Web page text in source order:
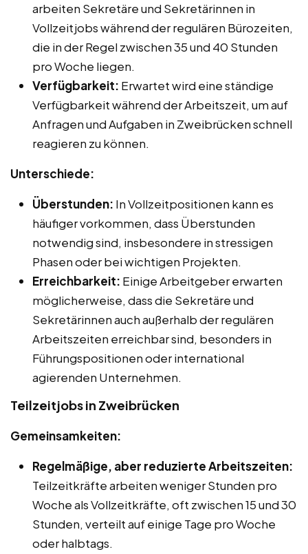
arbeiten Sekretäre und Sekretärinnen in
Vollzeitjobs während der regulären Bürozeiten,
die in der Regel zwischen 35 und 40 Stunden
pro Woche liegen.
Verfügbarkeit: Erwartet wird eine ständige
Verfügbarkeit während der Arbeitszeit, um auf
Anfragen und Aufgaben in Zweibrücken schnell
reagieren zu können.
Unterschiede:
Überstunden: In Vollzeitpositionen kann es
häufiger vorkommen, dass Überstunden
notwendig sind, insbesondere in stressigen
Phasen oder bei wichtigen Projekten.
Erreichbarkeit: Einige Arbeitgeber erwarten
möglicherweise, dass die Sekretäre und
Sekretärinnen auch außerhalb der regulären
Arbeitszeiten erreichbar sind, besonders in
Führungspositionen oder international
agierenden Unternehmen.
Teilzeitjobs in Zweibrücken
Gemeinsamkeiten:
Regelmäßige, aber reduzierte Arbeitszeiten:
Teilzeitkräfte arbeiten weniger Stunden pro
Woche als Vollzeitkräfte, oft zwischen 15 und 30
Stunden, verteilt auf einige Tage pro Woche
oder halbtags.